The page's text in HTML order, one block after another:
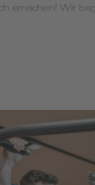
erreichen! Wir
unser Körper
Deine
um Dich
los: Mit den
es auch bei Dir!